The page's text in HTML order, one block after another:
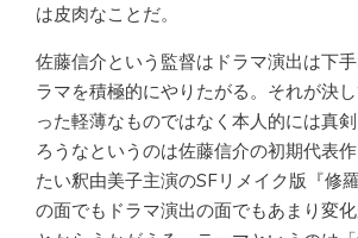
は皮肉なことだ。
佐藤信介という監督はドラマ演出は下
ラマを積極的にやりたがる。それが決
った軽薄なものではなく本人的には真
ろうなというのは佐藤信介の初期代表
たい釈由美子主演のSFリメイク版『修
の面でもドラマ演出の面でもあまり変